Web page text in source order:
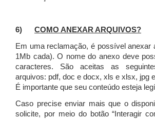
6) COMO ANEXAR ARQUIVOS?
Em uma reclamação, é possível anexar
1Mb cada). O nome do anexo deve
caracteres. São aceitas as
arquivos: pdf, doc e docx, xls e xlsx, jpg
É importante que seu conteúdo esteja
Caso precise enviar mais que o
solicite, por meio do botão “Interagir